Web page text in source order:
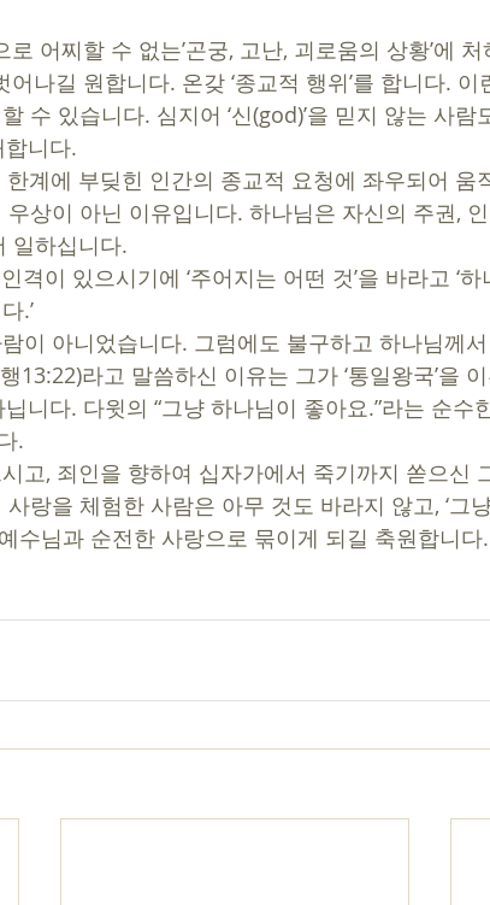
어나길 원합니다. 온갖 ‘종교적 행위’를 합니다.
수 있습니다. 심지어 ‘신(god)’을 믿지 않는 사람
합니다.
계에 부딪힌 인간의 종교적 요청에 좌우되어 움
상이 아닌 이유입니다. 하나님은 자신의 주권,
일하십니다.
격이 있으시기에 ‘주어지는 어떤 것’을 바라고 ‘
.’
이 아니었습니다. 그럼에도 불구하고 하나님께
13:22)라고 말씀하신 이유는 그가 ‘통일왕국’을
닙니다. 다윗의 “그냥 하나님이 좋아요.”라는 순수
.
고, 죄인을 향하여 십자가에서 죽기까지 쏟으신
랑을 체험한 사람은 아무 것도 바라지 않고, ‘그
수님과 순전한 사랑으로 묶이게 되길 축원합니다.